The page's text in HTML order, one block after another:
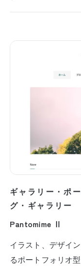
ギャラリー・ポ
グ・ギャラリー
Pantomime Ⅱ
イラスト、デザイ
るポートフォリオ